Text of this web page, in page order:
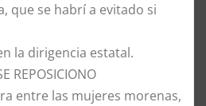
que se habrí a evitado si
la dirigencia estatal.
REPOSICIONO
entre las mujeres morenas,